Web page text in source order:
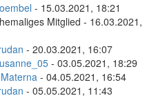
- 15.03.2021, 18:21
Mitglied - 16.03.2021,
- 20.03.2021, 16:07
- 03.05.2021, 18:29
- 04.05.2021, 16:54
- 05.05.2021, 11:43